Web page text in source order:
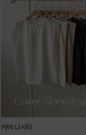
커버 나시티